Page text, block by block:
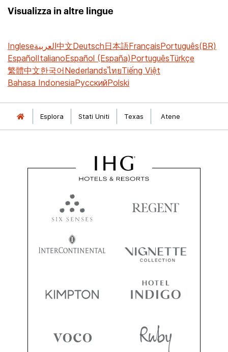
Visualizza in altre lingue
Ingleseالعربية中文Deutsch日本語FrançaisPortuguês(BR)
EspañolItalianoEspañol (España)PortuguêsTürkçe
繁體中文한국어NederlandsไทยTiếng Việt
Bahasa IndonesiaРусскийPolski
Esplora Stati Uniti Texas Atene